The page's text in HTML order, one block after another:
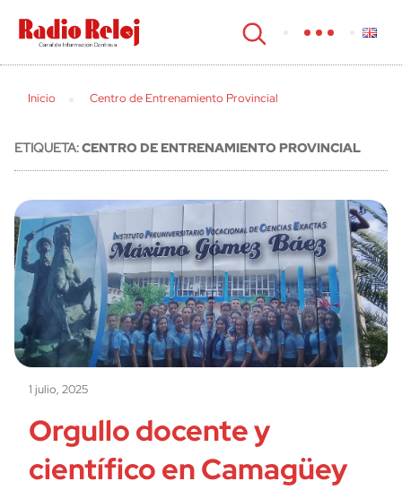
cerrar
Inicio Centro de Entrenamiento Provincial
ETIQUETA:CENTRO DE ENTRENAMIENTO PROVINCIAL
1 julio, 2025
Orgullo docente y
científico en Camagüey